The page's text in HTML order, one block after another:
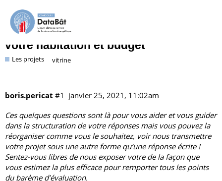
Équipe simuTravaux, plateformes de
comparaison de travaux par rapport a
votre habitation et budget
Les projets vitrine
boris.pericat janvier 25, 2021, 11:02am
#1
Ces quelques questions sont là pour vous aider et vous guider
dans la structuration de votre réponses mais vous pouvez la
réorganiser comme vous le souhaitez, voir nous transmettre
votre projet sous une autre forme qu’une réponse écrite !
Sentez-vous libres de nous exposer votre de la façon que
vous estimez la plus efficace pour remporter tous les points
du barème d’évaluation.